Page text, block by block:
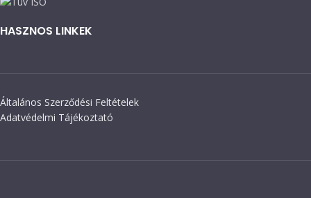
HASZNOS LINKEK
Általános Szerződési Feltételek
Adatvédelmi Tájékoztató